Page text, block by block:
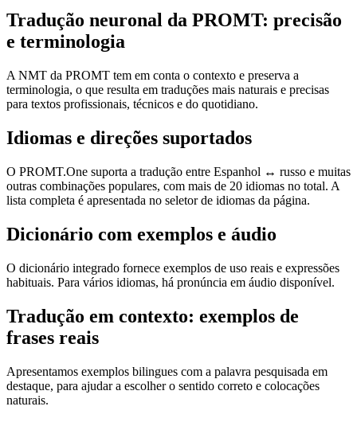
Tradução neuronal da PROMT: precisão
e terminologia
A NMT da PROMT tem em conta o contexto e preserva a
terminologia, o que resulta em traduções mais naturais e precisas
para textos profissionais, técnicos e do quotidiano.
Idiomas e direções suportados
O PROMT.One suporta a tradução entre Espanhol ↔ russo e muitas
outras combinações populares, com mais de 20 idiomas no total. A
lista completa é apresentada no seletor de idiomas da página.
Dicionário com exemplos e áudio
O dicionário integrado fornece exemplos de uso reais e expressões
habituais. Para vários idiomas, há pronúncia em áudio disponível.
Tradução em contexto: exemplos de
frases reais
Apresentamos exemplos bilingues com a palavra pesquisada em
destaque, para ajudar a escolher o sentido correto e colocações
naturais.